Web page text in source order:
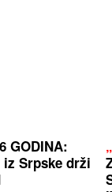
GODINA:
iz Srpske drži